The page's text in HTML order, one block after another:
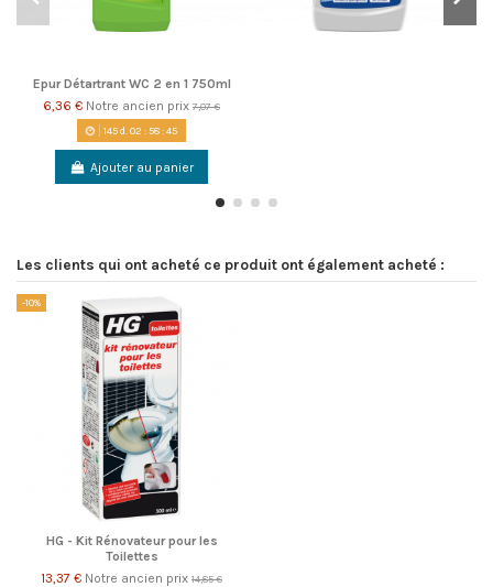
Epur Détartrant WC 2 en 1 750ml
6,36 € Notre ancien prix 7,07 €
145d. 02 :58:45
Ajouter au panier
Les clients qui ont acheté ce produit ont également acheté :
-10%
HG - Kit Rénovateur pour les
Toilettes
13,37 € Notre ancien prix 14,85 €